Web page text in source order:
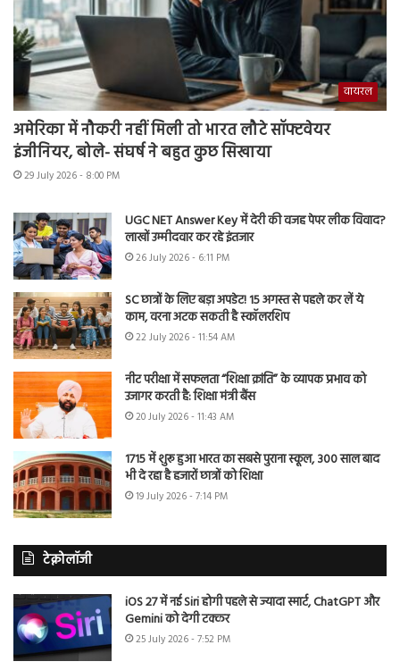
वायरल
अमेरिका में नौकरी नहीं मिली तो भारत लौटे सॉफ्टवेयर
इंजीनियर, बोले- संघर्ष ने बहुत कुछ सिखाया
29 July 2026 - 8:00 PM
UGC NET Answer Key में देरी की वजह पेपर लीक विवाद?
लाखों उम्मीदवार कर रहे इंतजार
26 July 2026 - 6:11 PM
SC छात्रों के लिए बड़ा अपडेट! 15 अगस्त से पहले कर लें ये
काम, वरना अटक सकती है स्कॉलरशिप
22 July 2026 - 11:54 AM
नीट परीक्षा में सफलता “शिक्षा क्रांति” के व्यापक प्रभाव को
उजागर करती है: शिक्षा मंत्री बैंस
20 July 2026 - 11:43 AM
1715 में शुरू हुआ भारत का सबसे पुराना स्कूल, 300 साल बाद
भी दे रहा है हजारों छात्रों को शिक्षा
19 July 2026 - 7:14 PM
टेक्नोलॉजी
iOS 27 में नई Siri होगी पहले से ज्यादा स्मार्ट, ChatGPT और
Gemini को देगी टक्कर
25 July 2026 - 7:52 PM